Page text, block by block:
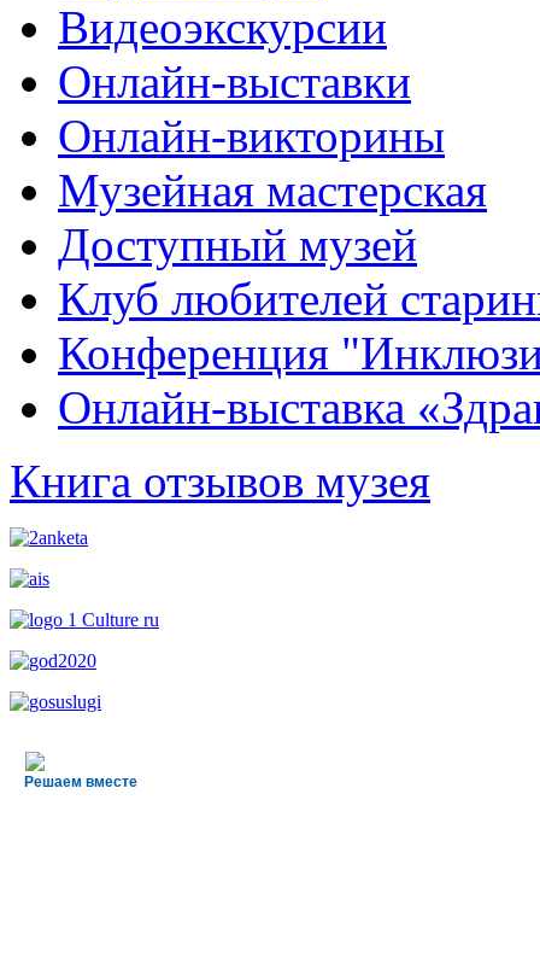
Видеоэкскурсии
Онлайн-выставки
Онлайн-викторины
Музейная мастерская
Доступный музей
Клуб любителей
Конференция
Онлайн-выставка
Книга отзывов музея
Решаем вместе